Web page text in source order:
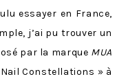
essayer en France,
j’ai pu trouver un
par la marque MUA
Constellations » à